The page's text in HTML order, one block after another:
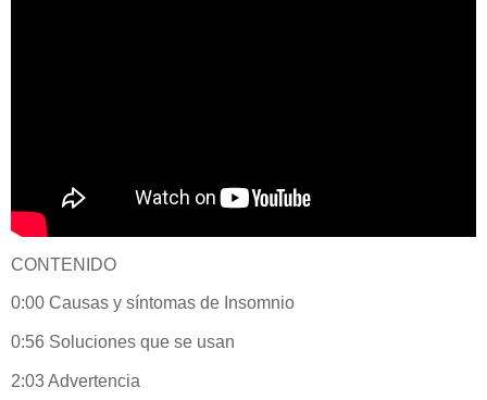
CONTENIDO
0:00 Causas y síntomas de Insomnio
0:56 Soluciones que se usan
2:03 Advertencia